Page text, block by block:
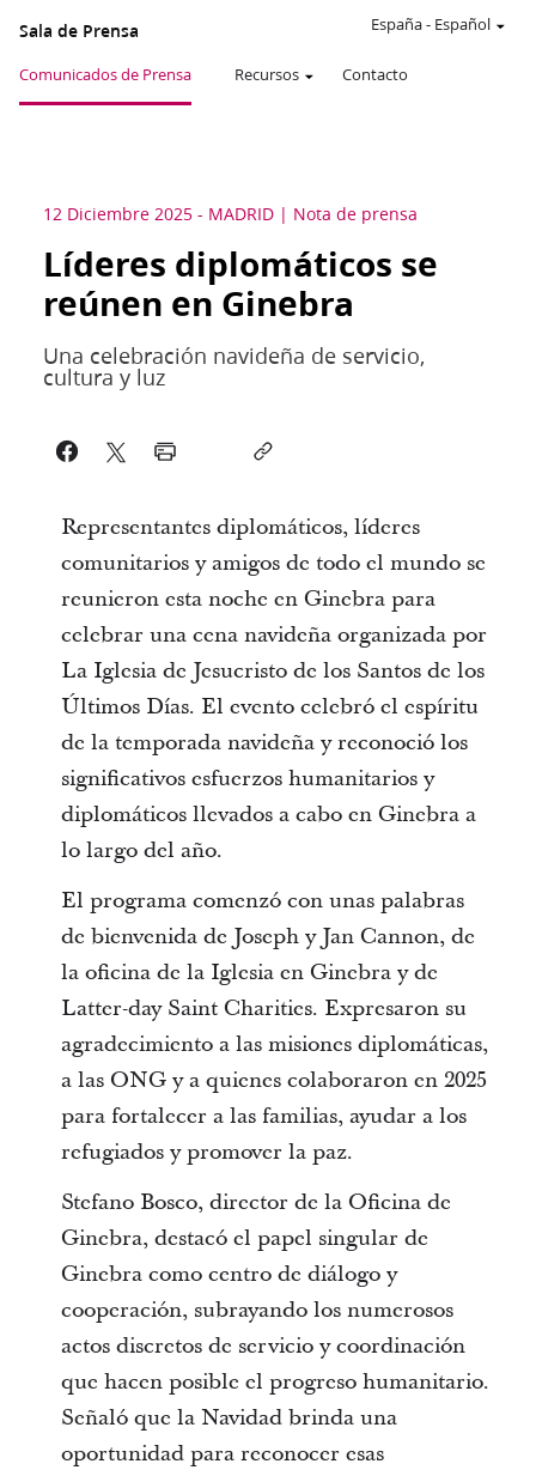
Sala de Prensa
Comunicados de Prensa Recursos Contacto
España- Español
12 Diciembre 2025 - MADRID Nota de prensa
Líderes diplomáticos se
reúnen en Ginebra
Una celebración navideña de servicio,
cultura y luz
Representantes diplomáticos, líderes
comunitarios y amigos de todo el mundo se
reunieron esta noche en Ginebra para
celebrar una cena navideña organizada por
La Iglesia de Jesucristo de los Santos de los
Últimos Días. El evento celebró el espíritu
de la temporada navideña y reconoció los
significativos esfuerzos humanitarios y
diplomáticos llevados a cabo en Ginebra a
lo largo del año.
El programa comenzó con unas palabras
de bienvenida de Joseph y Jan Cannon, de
la oficina de la Iglesia en Ginebra y de
Latter-day Saint Charities. Expresaron su
agradecimiento a las misiones diplomáticas,
a las ONG y a quienes colaboraron en 2025
para fortalecer a las familias, ayudar a los
refugiados y promover la paz.
Stefano Bosco, director de la Oficina de
Ginebra, destacó el papel singular de
Ginebra como centro de diálogo y
cooperación, subrayando los numerosos
actos discretos de servicio y coordinación
que hacen posible el progreso humanitario.
Señaló que la Navidad brinda una
oportunidad para reconocer esas